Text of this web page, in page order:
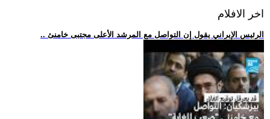
اخر الافلام
.. الرئيس الإيراني يقول إن التواصل مع المرشد الأعلى مجتبى خامنئ